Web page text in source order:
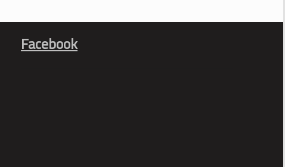
Facebook